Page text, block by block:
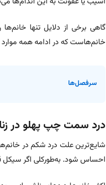
گاهی برخی از دلایل تنها
خانم‌هاست که در ادامه همه موارد
سرفصل‌ها
درد سمت چپ پهلو در
شایع‌ترین علت درد شکم در
احساس شود. به‌طورکلی اگر سیکل